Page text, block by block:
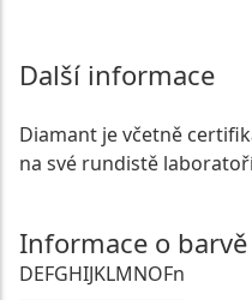
Další informace
Diamant je včetně
na své rundistě
Informace o barvě
DEFGHIJKLMNOFn